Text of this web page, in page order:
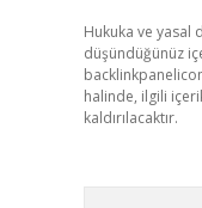
Hukuka ve yasal
düşündüğünüz
halinde, ilgili
kaldırılacaktır.